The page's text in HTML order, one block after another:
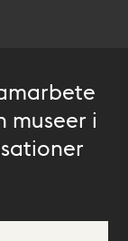
museer i